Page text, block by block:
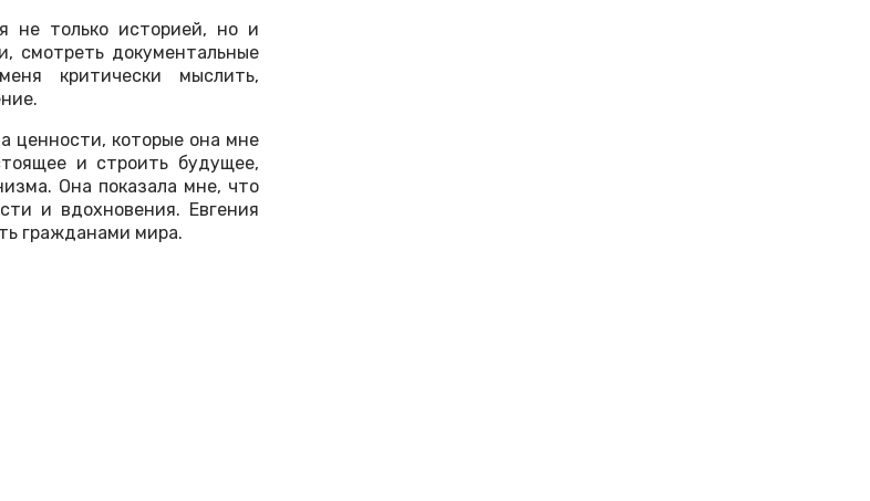
не только историей, но и
смотреть документальные
критически мыслить,
ценности, которые она мне
и строить будущее,
Она показала мне, что
и вдохновения. Евгения
гражданами мира.